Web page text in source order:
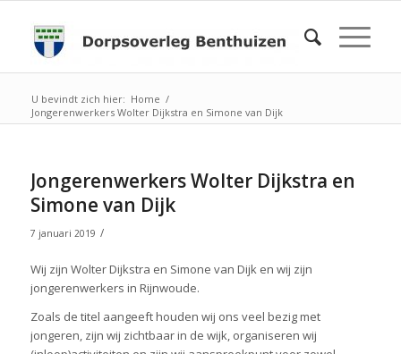
U bevindt zich hier: Home /
Jongerenwerkers Wolter Dijkstra en Simone van Dijk
Jongerenwerkers Wolter Dijkstra en
Simone van Dijk
7 januari 2019 /
Wij zijn Wolter Dijkstra en Simone van Dijk en wij zijn
jongerenwerkers in Rijnwoude.
Zoals de titel aangeeft houden wij ons veel bezig met
jongeren, zijn wij zichtbaar in de wijk, organiseren wij